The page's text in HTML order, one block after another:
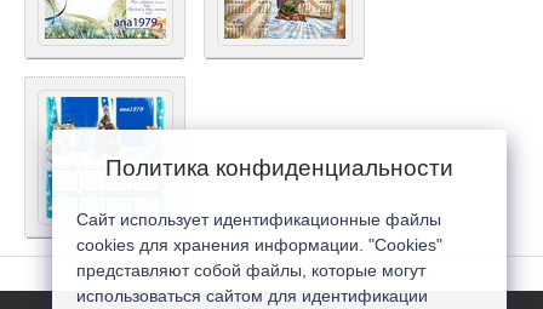
Политика конфиденциальности
Сайт использует идентификационные файлы
cookies для хранения информации. "Cookies"
представляют собой файлы, которые могут
использоваться сайтом для идентификации